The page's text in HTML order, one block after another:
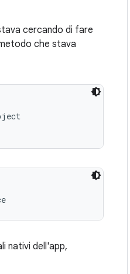
cercando di fare
che stava
nativi dell'app,